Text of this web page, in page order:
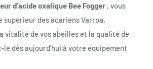
d'acide oxalique Bee Fogger , vous
supérieur des acariens Varroa,
vitalité de vos abeilles et la qualité de
dès aujourd'hui à votre équipement